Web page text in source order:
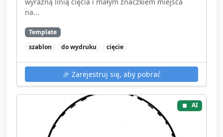
na...
Template
szablon
do wydruku cięcie
🎉 Zarejestruj się, aby pobrać
AI